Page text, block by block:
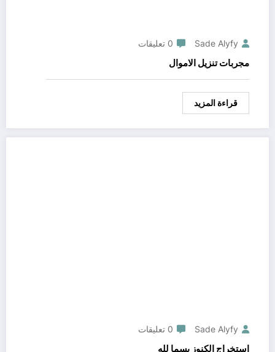
Sade Alyfy 0 تعليقات
مجربات تنزيل الاموال
قراءة المزيد
Sade Alyfy 0 تعليقات
استخراج الكنوز بسما لله